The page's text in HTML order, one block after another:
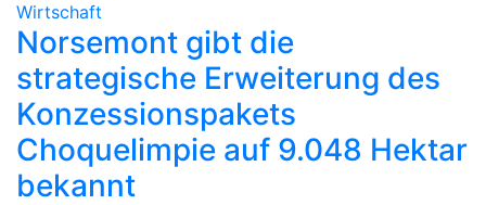
Wirtschaft
Norsemont gibt die
strategische Erweiterung des
Konzessionspakets
Choquelimpie auf 9.048 Hektar
bekannt